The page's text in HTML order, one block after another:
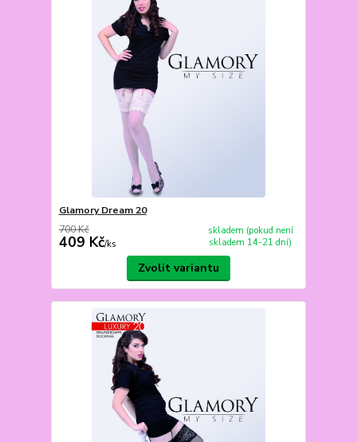
Glamory Dream 20
700 Kč
409 Kč/ks
skladem (pokud není
skladem 14-21 dní)
Zvolit variantu